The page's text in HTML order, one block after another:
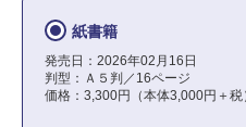
紙書籍
発売日：2026年02月16日
判型：Ａ５判／16ページ
価格：3,300円（本体3,000円＋税